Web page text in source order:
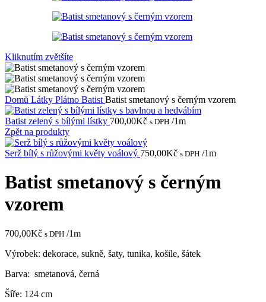
Kliknutím zvětšíte
Domů Látky Plátno Batist Batist smetanový s černým vzorem
Batist zelený s bílými lístky 700,00Kč s DPH /1m
Zpět na produkty
Serž bílý s růžovými květy voálový 750,00Kč s DPH /1m
Batist smetanový s černým
vzorem
700,00Kč s DPH /1m
Výrobek: dekorace, sukně, šaty, tunika, košile, šátek
Barva: smetanová, černá
Šíře: 124 cm